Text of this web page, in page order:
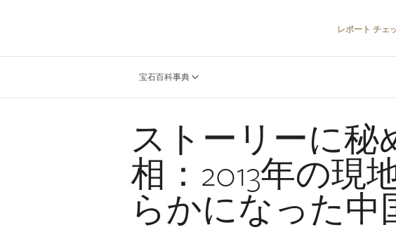
レポート チェ
宝石百科事典
ストーリーに秘
相：2013年の現
らかになった中